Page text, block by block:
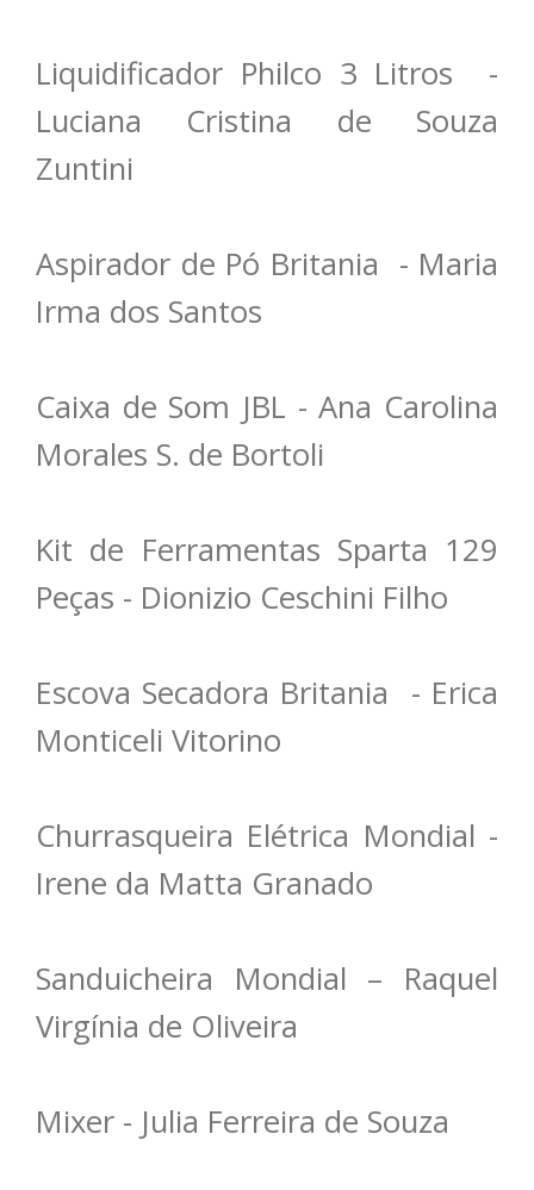
Liquidificador Philco 3 Litros -
Luciana Cristina de Souza
Zuntini
Aspirador de Pó Britania - Maria
Irma dos Santos
Caixa de Som JBL - Ana Carolina
Morales S. de Bortoli
Kit de Ferramentas Sparta 129
Peças - Dionizio Ceschini Filho
Escova Secadora Britania - Erica
Monticeli Vitorino
Churrasqueira Elétrica Mondial -
Irene da Matta Granado
Sanduicheira Mondial – Raquel
Virgínia de Oliveira
Mixer - Julia Ferreira de Souza